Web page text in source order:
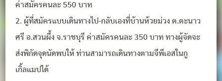
ค่าสมัครคนละ 550 บาท
2. ผู้ที่สมัครแบบเดินทางไป-กลับเองที่บ้านห้วยม่วง ต.ตะนาว
ศรี อ.สวนผึ้ง จ.ราชบุรี ค่าสมัครคนละ 350 บาท ทางผู้จัดจะ
ส่งพิกัดจุดนัดพบให้ ท่านสามารถเดินทางตามจีพีเอสในกู
เกิ้ลแมปได้